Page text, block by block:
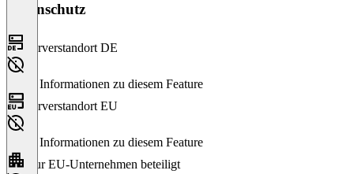
Datenschutz
Serverstandort DE
Keine Informationen zu diesem Feature
Serverstandort EU
Keine Informationen zu diesem Feature
Nur EU-Unternehmen beteiligt